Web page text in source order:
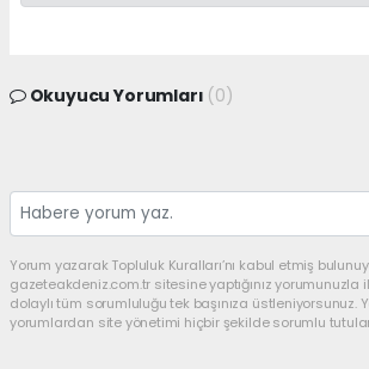
Okuyucu Yorumları (0)
Yorum yazarak Topluluk Kuralları’nı kabul etmiş
gazeteakdeniz.com.tr sitesine yaptığınız
dolaylı tüm sorumluluğu tek başınıza üstleniyorsunuz.
yorumlardan site yönetimi hiçbir şekilde sorumlu